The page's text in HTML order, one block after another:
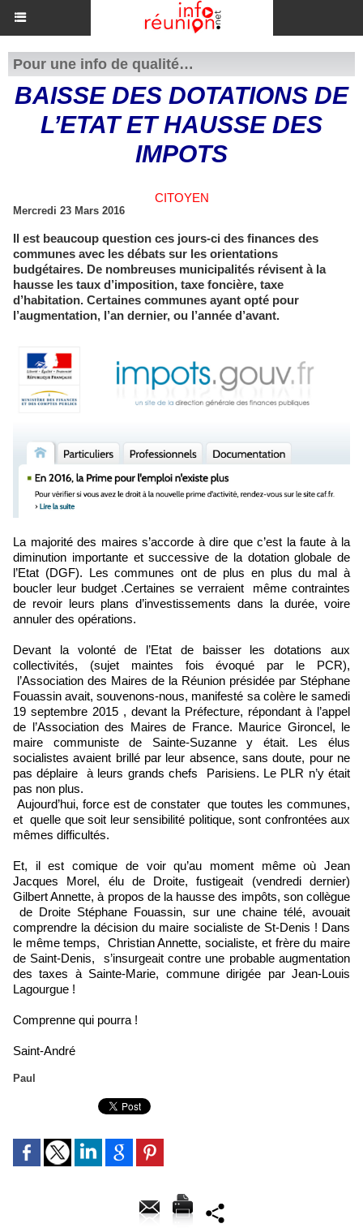
Pour une info de qualité…
​BAISSE DES DOTATIONS DE
L’ETAT ET HAUSSE DES
IMPOTS
CITOYEN
Mercredi 23 Mars 2016
Il est beaucoup question ces jours-ci des finances des
communes avec les débats sur les orientations
budgétaires. De nombreuses municipalités révisent à la
hausse les taux d’imposition, taxe foncière, taxe
d’habitation. Certaines communes ayant opté pour
l’augmentation, l’an dernier, ou l’année d’avant.
La majorité des maires s’accorde à dire que c’est la faute à la
diminution importante et successive de la dotation globale de
l’Etat (DGF). Les communes ont de plus en plus du mal à
boucler leur budget .Certaines se verraient même contraintes
de revoir leurs plans d’investissements dans la durée, voire
annuler des opérations.
Devant la volonté de l’Etat de baisser les dotations aux
collectivités, (sujet maintes fois évoqué par le PCR),
l’Association des Maires de la Réunion présidée par Stéphane
Fouassin avait, souvenons-nous, manifesté sa colère le samedi
19 septembre 2015 , devant la Préfecture, répondant à l’appel
de l’Association des Maires de France. Maurice Gironcel, le
maire communiste de Sainte-Suzanne y était. Les élus
socialistes avaient brillé par leur absence, sans doute, pour ne
pas déplaire à leurs grands chefs Parisiens. Le PLR n’y était
pas non plus.
Aujourd’hui, force est de constater que toutes les communes,
et quelle que soit leur sensibilité politique, sont confrontées aux
mêmes difficultés.
Et, il est comique de voir qu’au moment même où Jean
Jacques Morel, élu de Droite, fustigeait (vendredi dernier)
Gilbert Annette, à propos de la hausse des impôts, son collègue
de Droite Stéphane Fouassin, sur une chaine télé, avouait
comprendre la décision du maire socialiste de St-Denis ! Dans
le même temps, Christian Annette, socialiste, et frère du maire
de Saint-Denis, s’insurgeait contre une probable augmentation
des taxes à Sainte-Marie, commune dirigée par Jean-Louis
Lagourgue !
Comprenne qui pourra !
Saint-André
Paul